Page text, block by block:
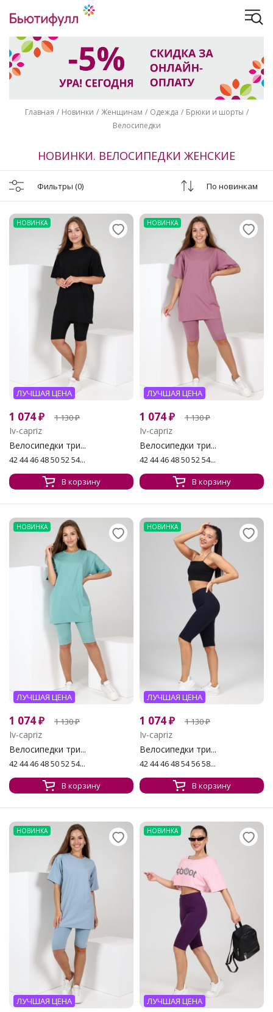
Главная Новинки Женщинам Одежда
Брюки и шорты
Велосипедки
НОВИНКИ. ВЕЛОСИПЕДКИ ЖЕНСКИЕ
Фильтры (0) По новинкам
НОВИНКА
ЛУЧШАЯ ЦЕНА
1 074₽ 1 130₽
Iv-capriz
Велосипедки три...
42 44 46 48 50 52 54...
В корзину
НОВИНКА
ЛУЧШАЯ ЦЕНА
1 074₽ 1 130₽
Iv-capriz
Велосипедки три...
42 44 46 48 50 52 54...
В корзину
НОВИНКА
ЛУЧШАЯ ЦЕНА
1 074₽ 1 130₽
Iv-capriz
Велосипедки три...
42 44 46 48 50 52 54...
В корзину
НОВИНКА
ЛУЧШАЯ ЦЕНА
1 074₽ 1 130₽
Iv-capriz
Велосипедки три...
42 44 46 48 54 56 58...
В корзину
НОВИНКА
ЛУЧШАЯ ЦЕНА
НОВИНКА
ЛУЧШАЯ ЦЕНА